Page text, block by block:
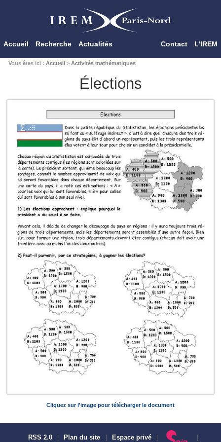
Accueil Recherche Actualités Contact L'IREM
Vous êtes ici : Accueil> Activités mathématiques
Élections
Cliquez sur l'image pour télécharger le document
RSS 2.0 Plan du site Espace privé